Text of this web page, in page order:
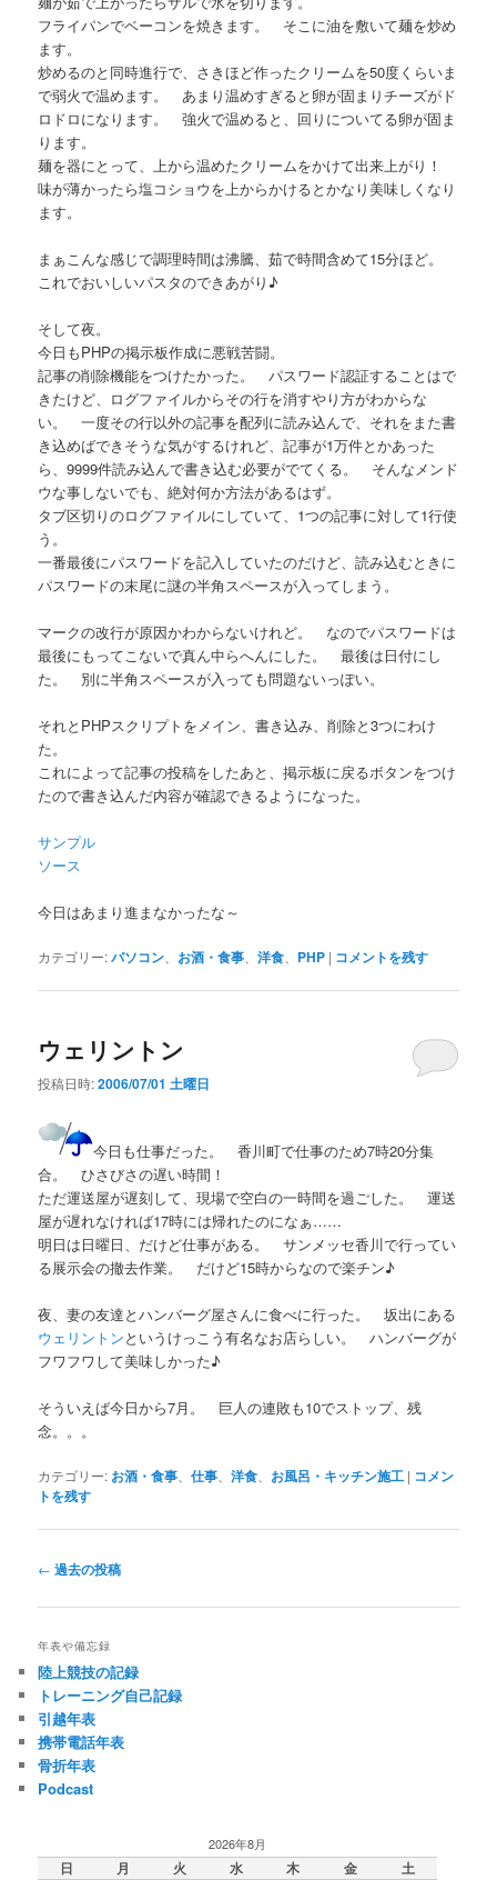
フライパンでベーコンを焼きます。 そこに油を敷いて麺を炒め
ます。
炒めるのと同時進行で、さきほど作ったクリームを50度くらいま
で弱火で温めます。 あまり温めすぎると卵が固まりチーズがド
ロドロになります。 強火で温めると、回りについてる卵が固ま
ります。
麺を器にとって、上から温めたクリームをかけて出来上がり！
味が薄かったら塩コショウを上からかけるとかなり美味しくなり
ます。
まぁこんな感じで調理時間は沸騰、茹で時間含めて15分ほど。
これでおいしいパスタのできあがり♪
そして夜。
今日もPHPの掲示板作成に悪戦苦闘。
記事の削除機能をつけたかった。 パスワード認証することはで
きたけど、ログファイルからその行を消すやり方がわからな
い。 一度その行以外の記事を配列に読み込んで、それをまた書
き込めばできそうな気がするけれど、記事が1万件とかあった
ら、9999件読み込んで書き込む必要がでてくる。 そんなメンド
ウな事しないでも、絶対何か方法があるはず。
タブ区切りのログファイルにしていて、1つの記事に対して1行使
う。
一番最後にパスワードを記入していたのだけど、読み込むときに
パスワードの末尾に謎の半角スペースが入ってしまう。
マークの改行が原因かわからないけれど。 なのでパスワードは
最後にもってこないで真ん中らへんにした。 最後は日付にし
た。 別に半角スペースが入っても問題ないっぽい。
それとPHPスクリプトをメイン、書き込み、削除と3つにわけ
た。
これによって記事の投稿をしたあと、掲示板に戻るボタンをつけ
たので書き込んだ内容が確認できるようになった。
サンプル
ソース
今日はあまり進まなかったな～
カテゴリー:パソコン お酒・食事 、洋食 PHP | コメントを残す
ウェリントン
投稿日時:2006/07/01 土曜日
今日も仕事だった。 香川町で仕事のため7時20分集
合。 ひさびさの遅い時間！
ただ運送屋が遅刻して、現場で空白の一時間を過ごした。 運送
屋が遅れなければ17時には帰れたのになぁ……
明日は日曜日、だけど仕事がある。 サンメッセ香川で行ってい
る展示会の撤去作業。 だけど15時からなので楽チン♪
夜、妻の友達とハンバーグ屋さんに食べに行った。 坂出にある
ウェリントンというけっこう有名なお店らしい。 ハンバーグが
フワフワして美味しかった♪
そういえば今日から7月。 巨人の連敗も10でストップ、残
念。。。
カテゴリー: お酒・食事 、仕事 、洋食 お風呂・キッチン施工 | コメン
トを残す
投
ナ
ー
シ
ョ
ン
← 過去の投稿
年表や備忘録
陸上競技の記録
トレーニング自己記録
引越年表
携帯電話年表
骨折年表
Podcast
2026年8月
日 月 火 水 木 金
土